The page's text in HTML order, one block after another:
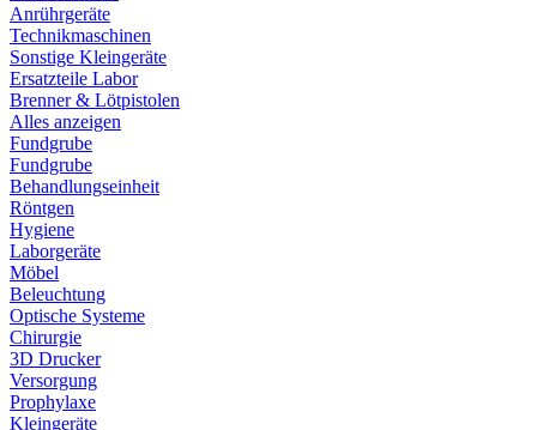
Anrührgeräte
Technikmaschinen
Sonstige Kleingeräte
Ersatzteile Labor
Brenner & Lötpistolen
Alles anzeigen
Fundgrube
Fundgrube
Behandlungseinheit
Röntgen
Hygiene
Laborgeräte
Möbel
Beleuchtung
Optische Systeme
Chirurgie
3D Drucker
Versorgung
Prophylaxe
Kleingeräte